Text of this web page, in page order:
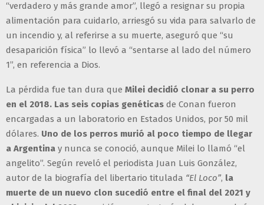
“verdadero y más grande amor”, llegó a resignar su propia
alimentación para cuidarlo, arriesgó su vida para salvarlo de
un incendio y, al referirse a su muerte, aseguró que “su
desaparición física” lo llevó a “sentarse al lado del número
1”, en referencia a Dios.
La pérdida fue tan dura que Milei decidió clonar a su perro
en el 2018. Las seis copias genéticas de Conan fueron
encargadas a un laboratorio en Estados Unidos, por 50 mil
dólares. Uno de los perros murió al poco tiempo de llegar
a Argentina y nunca se conoció, aunque Milei lo llamó “el
angelito”. Según reveló el periodista Juan Luis González,
autor de la biografía del libertario titulada “El Loco”, la
muerte de un nuevo clon sucedió entre el final del 2021 y